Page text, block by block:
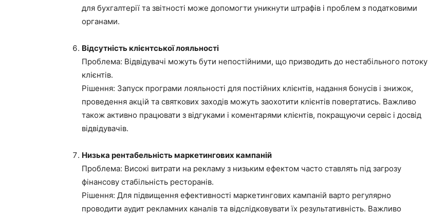
для бухгалтерії та звітності може допомогти уникнути штрафів і проблем з податковими
органами.
Відсутність клієнтської лояльності
Проблема: Відвідувачі можуть бути непостійними, що призводить до нестабільного потоку
клієнтів.
Рішення: Запуск програми лояльності для постійних клієнтів, надання бонусів і знижок,
проведення акцій та святкових заходів можуть заохотити клієнтів повертатись. Важливо
також активно працювати з відгуками і коментарями клієнтів, покращуючи сервіс і досвід
відвідувачів.
Низька рентабельність маркетингових кампаній
Проблема: Високі витрати на рекламу з низьким ефектом часто ставлять під загрозу
фінансову стабільність ресторанів.
Рішення: Для підвищення ефективності маркетингових кампаній варто регулярно
проводити аудит рекламних каналів та відслідковувати їх результативність. Важливо